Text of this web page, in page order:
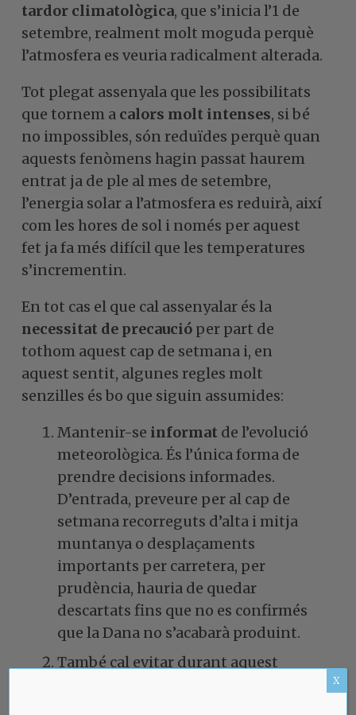
tardor climatològica, que s’inicia l’1 de
setembre, realment molt moguda perquè
l’atmosfera es veuria radicalment alterada.
Tot plegat assenyala que les possibilitats
que tornem a calors molt intenses, si bé
no impossibles, són reduïdes perquè quan
aquests fenòmens hagin passat haurem
entrat ja de ple al mes de setembre,
l’energia solar a l’atmosfera es reduirà, així
com les hores de sol i només per aquest
fet ja fa més difícil que les temperatures
s’incrementin.
En tot cas el que cal assenyalar és la
necessitat de precaució per part de
tothom aquest cap de setmana i, en
aquest sentit, algunes regles molt
senzilles és bo que siguin assumides:
Mantenir-se informat de l’evolució
meteorològica. És l’única forma de
prendre decisions informades.
D’entrada, preveure per al cap de
setmana recorreguts d’alta i mitja
muntanya o desplaçaments
importants per carretera, per
prudència, hauria de quedar
descartats fins que no es confirmés
que la Dana no s’acabarà produint.
També cal evitar durant aquest
X